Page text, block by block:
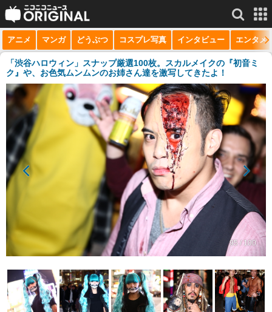
サービス一覧 もっと見る
niconico
動画
生放送
ニュース
アニメ マンガ どうぶつ コスプレ写真 インタビュー エンタメ
「渋谷ハロウィン」スナップ厳選100枚。スカルメイクの『初音ミ
ク』や、お色気ムンムンのお姉さん達を激写してきたよ！
95 / 100